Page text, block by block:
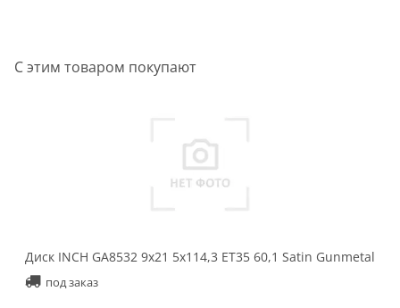
С этим товаром покупают
Диск INCH GA8532 9x21 5x114,3 ET35 60,1 Satin Gunmetal
под заказ